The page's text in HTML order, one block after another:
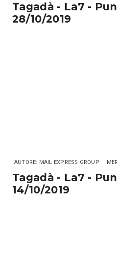
Tagadà - La7 -
28/10/2019
AUTORE: MAIL EXPRESS GROUP
Tagadà - La7 -
14/10/2019